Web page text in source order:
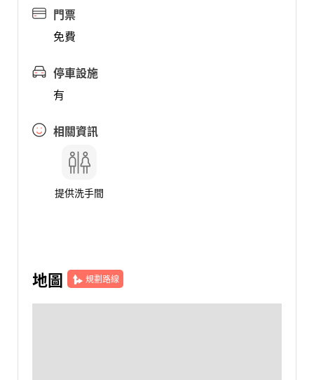
門票
免費
停車設施
有
相關資訊
提供洗手間
地圖 規劃路線